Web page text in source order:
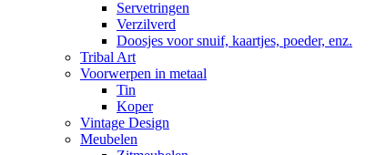
Servetringen
Verzilverd
Doosjes voor snuif, kaartjes, poeder, enz.
Tribal Art
Voorwerpen in metaal
Tin
Koper
Vintage Design
Meubelen